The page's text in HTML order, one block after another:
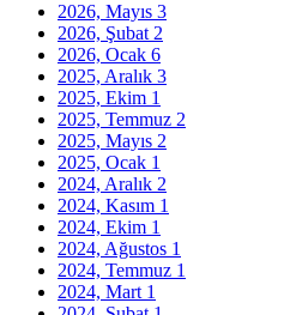
2026, Mayıs 3
2026, Şubat 2
2026, Ocak 6
2025, Aralık 3
2025, Ekim 1
2025, Temmuz 2
2025, Mayıs 2
2025, Ocak 1
2024, Aralık 2
2024, Kasım 1
2024, Ekim 1
2024, Ağustos 1
2024, Temmuz 1
2024, Mart 1